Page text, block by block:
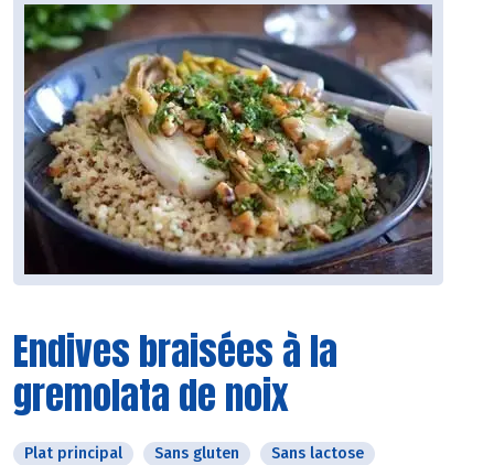
Endives braisées à la
gremolata de noix
Plat principal Sans gluten
Sans lactose